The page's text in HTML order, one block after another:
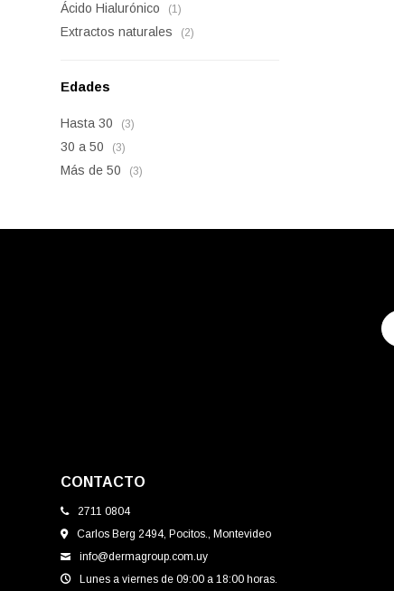
Ácido Hialurónico (1)
Extractos naturales (2)
Edades
Hasta 30 (3)
30 a 50 (3)
Más de 50 (3)
CONTACTO
2711 0804
Carlos Berg 2494, Pocitos., Montevideo
info@dermagroup.com.uy
Lunes a viernes de 09:00 a 18:00 horas.